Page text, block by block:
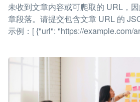
未收到文章内容或可爬取的 URL，
章段落。请提交包含文章 URL 的
示例：[ {"url": "https://example.com/